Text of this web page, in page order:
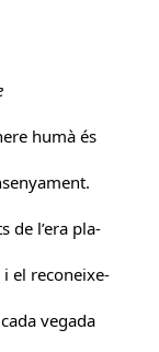
humà és
de l’era pla-
i el reconeixe-
vegada